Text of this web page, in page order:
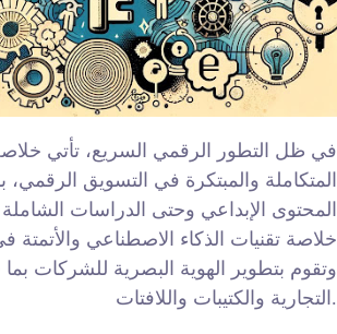
في ظل التطور الرقمي السريع، تأتي
المتكاملة والمبتكرة في التسويق
المحتوى الإبداعي وحتى الدراسات
خلاصة تقنيات الذكاء الاصطناعي والأتمتة
وتقوم بتطوير الهوية البصرية للشركات
التجارية والكتيبات واللافتات.